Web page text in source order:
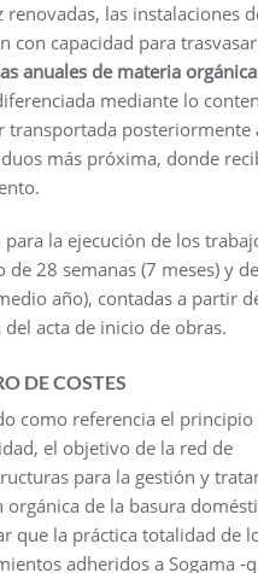
renovadas, las instalaciones
con capacidad para trasvasar
anuales de materia orgánica
mediante lo
transportada posteriormente
más próxima, donde
para la ejecución de los
de 28 semanas (7 meses) y
año), contadas a partir
acta de inicio de obras.
DE COSTES
como referencia el principio
el objetivo de la red de
para la gestión y
orgánica de la basura
que la práctica totalidad de
adheridos a Sogama -